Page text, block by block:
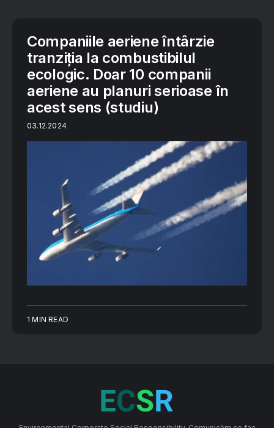
Companiile aeriene întârzie
tranziția la combustibilul
ecologic. Doar 10 companii
aeriene au planuri serioase în
acest sens (studiu)
03.12.2024
1 MIN READ